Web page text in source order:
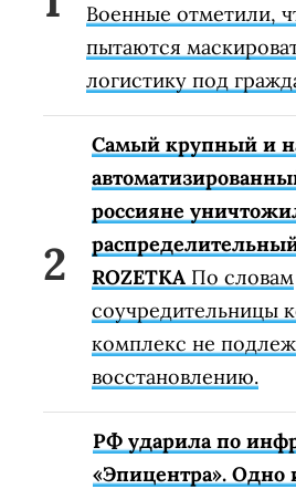
Военные отметили,
пытаются
логистику под
Самый крупный и
россияне
ROZETKA По словам
соучредительницы
комплекс не
восстановлению.
РФ ударила по
«Эпицентра».